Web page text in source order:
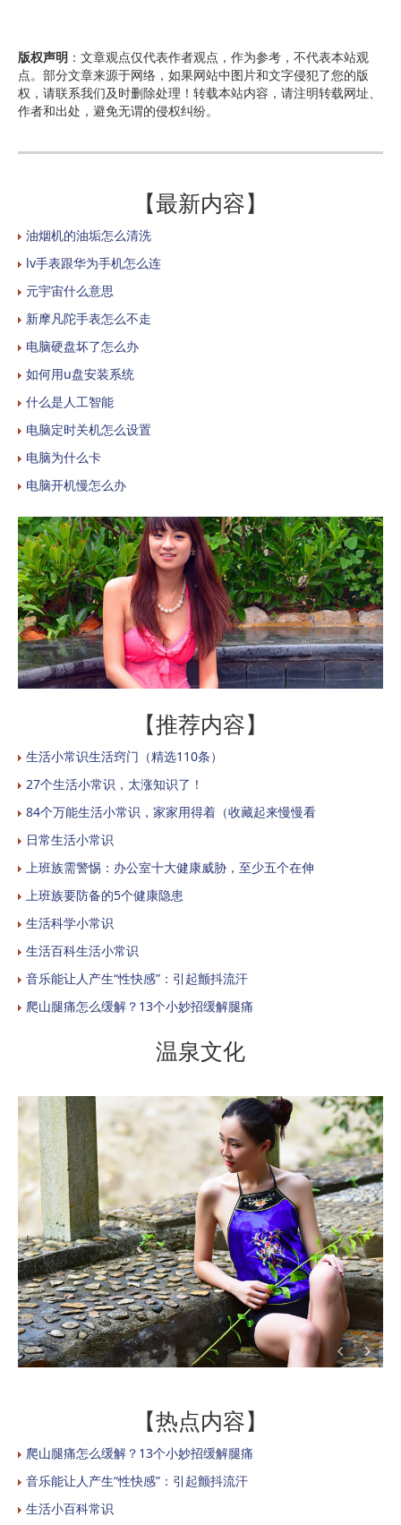
版权声明 ：文章观点仅代表作者观点，作为参考，不代表本站观
点。部分文章来源于网络，如果网站中图片和文字侵犯了您的版
权，请联系我们及时删除处理！转载本站内容，请注明转载网址、
作者和出处，避免无谓的侵权纠纷。
【最新内容】
油烟机的油垢怎么清洗
lv手表跟华为手机怎么连
元宇宙什么意思
新摩凡陀手表怎么不走
电脑硬盘坏了怎么办
如何用u盘安装系统
什么是人工智能
电脑定时关机怎么设置
电脑为什么卡
电脑开机慢怎么办
【推荐内容】
生活小常识生活窍门（精选110条）
27个生活小常识，太涨知识了！
84个万能生活小常识，家家用得着（收藏起来慢慢看
日常生活小常识
上班族需警惕：办公室十大健康威胁，至少五个在伸
上班族要防备的5个健康隐患
生活科学小常识
生活百科生活小常识
音乐能让人产生“性快感”：引起颤抖流汗
爬山腿痛怎么缓解？13个小妙招缓解腿痛
温泉文化
【热点内容】
爬山腿痛怎么缓解？13个小妙招缓解腿痛
音乐能让人产生“性快感”：引起颤抖流汗
生活小百科常识